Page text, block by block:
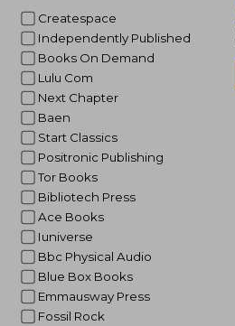
Createspace
Independently Published
Books On Demand
Lulu Com
Next Chapter
Baen
Start Classics
Positronic Publishing
Tor Books
Bibliotech Press
Ace Books
Iuniverse
Bbc Physical Audio
Blue Box Books
Emmausway Press
Fossil Rock